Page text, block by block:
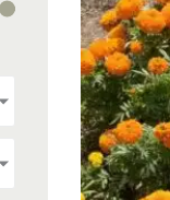
et exotiques
Plantes
Plantes
Plantes
Plantes
Plantes